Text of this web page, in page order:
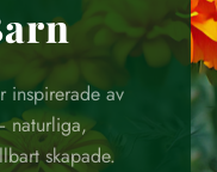
inspirerade av
naturliga,
skapade.